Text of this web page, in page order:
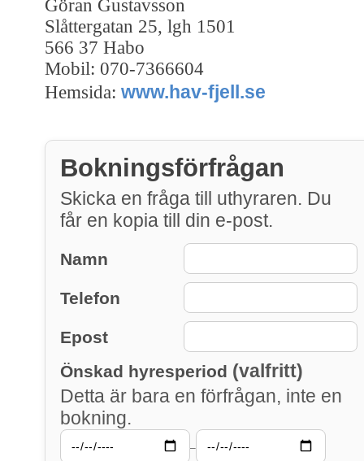
Göran Gustavsson
Slåttergatan 25, lgh 1501
566 37 Habo
Mobil: 070-7366604
Hemsida: www.hav-fjell.se
Bokningsförfrågan
Skicka en fråga till uthyraren. Du
får en kopia till din e-post.
Namn
Telefon
Epost
Önskad hyresperiod (valfritt)
Detta är bara en förfrågan, inte en
bokning.
–